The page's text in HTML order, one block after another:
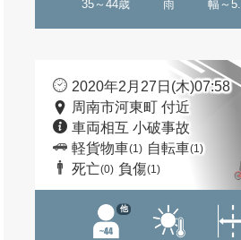
35～44歳 雨 幅～
2020年2月27日(木)07:58
周南市河東町 付近
車両相互 小破事故
軽貨物車(1) 自転車(1)
死亡(0) 負傷(1)
他